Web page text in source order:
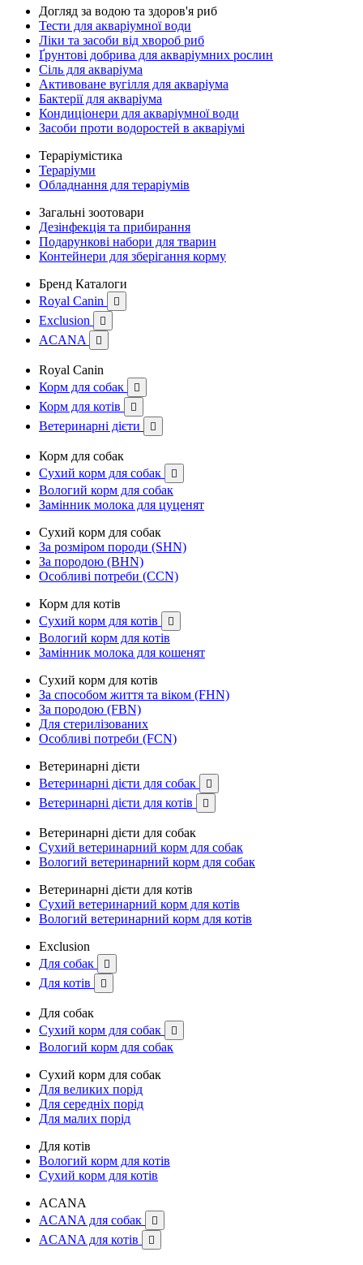
Догляд за водою та здоров'я риб
Тести для акваріумної води
Ліки та засоби від хвороб риб
Ґрунтові добрива для акваріумних рослин
Сіль для акваріума
Активоване вугілля для акваріума
Бактерії для акваріума
Кондиціонери для акваріумної води
Засоби проти водоростей в акваріумі
Тераріумістика
Тераріуми
Обладнання для тераріумів
Загальні зоотовари
Дезінфекція та прибирання
Подарункові набори для тварин
Контейнери для зберігання корму
Бренд Каталоги
Royal Canin

Exclusion 
ACANA 
Royal Canin
Корм для собак

Корм для котів 
Ветеринарні дієти 
Корм для собак
Сухий корм для собак

Вологий корм для собак
Замінник молока для цуценят
Сухий корм для собак
За розміром породи (SHN)
За породою (BHN)
Особливі потреби (CCN)
Корм для котів
Сухий корм для котів

Вологий корм для котів
Замінник молока для кошенят
Сухий корм для котів
За способом життя та віком (FHN)
За породою (FBN)
Для стерилізованих
Особливі потреби (FCN)
Ветеринарні дієти
Ветеринарні дієти для собак

Ветеринарні дієти для котів 
Ветеринарні дієти для собак
Сухий ветеринарний корм для собак
Вологий ветеринарний корм для собак
Ветеринарні дієти для котів
Сухий ветеринарний корм для котів
Вологий ветеринарний корм для котів
Exclusion
Для собак

Для котів 
Для собак
Сухий корм для собак

Вологий корм для собак
Сухий корм для собак
Для великих порід
Для середніх порід
Для малих порід
Для котів
Вологий корм для котів
Сухий корм для котів
ACANA
ACANA для собак

ACANA для котів 